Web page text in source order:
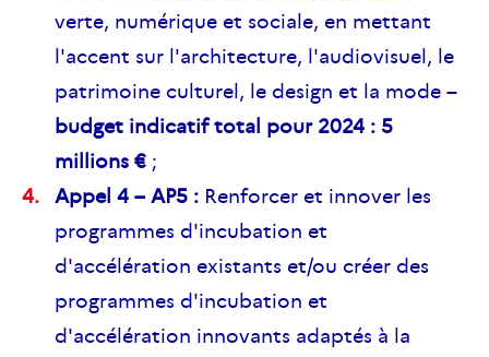
verte, numérique et sociale, en mettant
l'accent sur l'architecture, l'audiovisuel, le
patrimoine culturel, le design et la mode –
budget indicatif total pour 2024 : 5
millions € ;
Appel 4 – AP5 : Renforcer et innover les
programmes d'incubation et
d'accélération existants et/ou créer des
programmes d'incubation et
d'accélération innovants adaptés à la